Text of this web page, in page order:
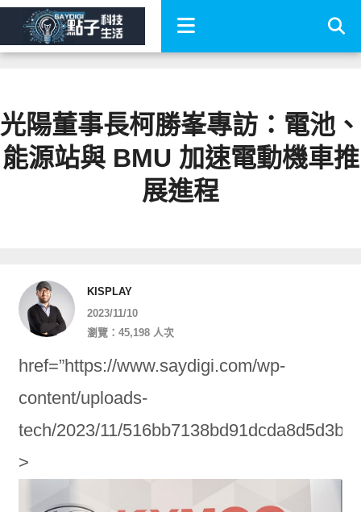
光陽董事長柯勝峯專訪：電池、
能源站與 BMU 加速電動機車推
展進程
KISPLAY
2023/11/10
瀏覽：45,198 人次
href=”https://www.saydigi.com/wp-
content/uploads-
tech/2023/11/
>